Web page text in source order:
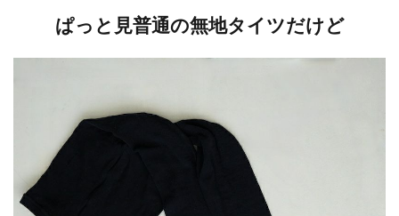
ぱっと見普通の無地タイツだけど